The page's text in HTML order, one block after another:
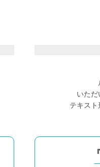
いただ
テキスト